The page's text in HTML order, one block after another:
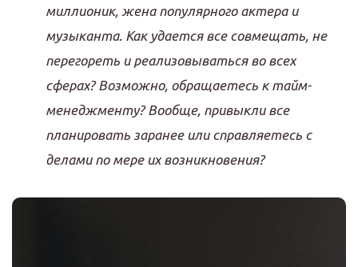
миллионик, жена популярного актера и
музыканта. Как удается все совмещать, не
перегореть и реализовываться во всех
сферах? Возможно, обращаетесь к тайм-
менеджменту? Вообще, привыкли все
планировать заранее или справляетесь с
делами по мере их возникновения?